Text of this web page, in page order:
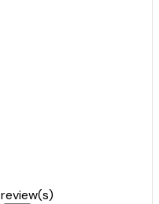
review(s)